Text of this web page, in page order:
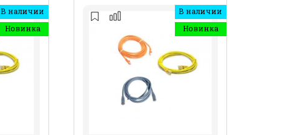
В наличии
Новинка
В наличии
Новинка